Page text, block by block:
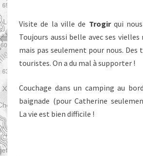
Visite de la ville de Trogirqui
Toujours aussi belle avec ses
mais pas seulement pour nous. Des
touristes. On a du mal à supporter !
Couchage dans un camping au
baignade (pour Catherine
La vie est bien difficile !